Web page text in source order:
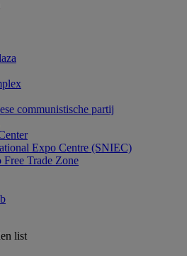
communistische partij
Expo Centre (SNIEC)
Free Trade Zone
list